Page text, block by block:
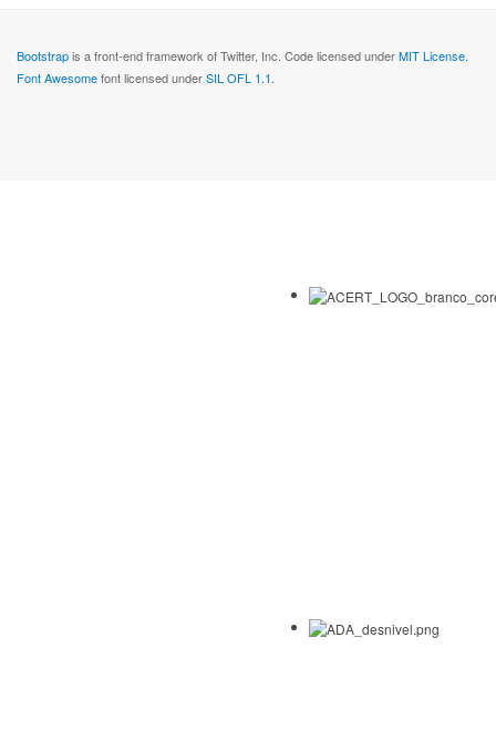
Bootstrapis a front-end framework of Twitter, Inc. Code licensed underMIT License.
Font Awesomefont licensed underSIL OFL 1.1